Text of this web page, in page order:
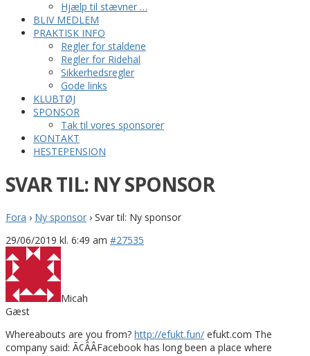
Hjælp til stævner …
BLIV MEDLEM
PRAKTISK INFO
Regler for staldene
Regler for Ridehal
Sikkerhedsregler
Gode links
KLUBTØJ
SPONSOR
Tak til vores sponsorer
KONTAKT
HESTEPENSION
SVAR TIL: NY SPONSOR
Fora › Ny sponsor › Svar til: Ny sponsor
29/06/2019 kl. 6:49 am #27535
Micah
Gæst
Whereabouts are you from? http://efukt.fun/ efukt.com The
company said: Ã¢ÂÂFacebook has long been a place where